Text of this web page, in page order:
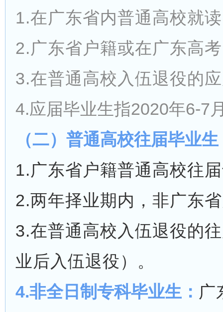
1.在广东省内普通高校就
2.广东省户籍或在广东高
3.在普通高校入伍退役的
4.应届毕业生指2020年6-7
（二）普通高校往届毕业生
1.广东省户籍普通高校往
2.两年择业期内，非广东
3.在普通高校入伍退役的
业后入伍退役）。
4.非全日制专科毕业生： 广